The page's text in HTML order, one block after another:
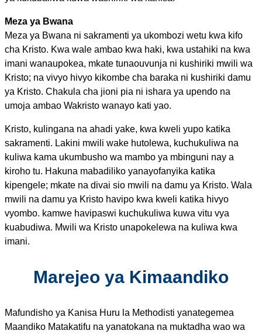
Meza ya Bwana
Meza ya Bwana ni sakramenti ya ukombozi wetu kwa kifo
cha Kristo. Kwa wale ambao kwa haki, kwa ustahiki na kwa
imani wanaupokea, mkate tunaouvunja ni kushiriki mwili wa
Kristo; na vivyo hivyo kikombe cha baraka ni kushiriki damu
ya Kristo. Chakula cha jioni pia ni ishara ya upendo na
umoja ambao Wakristo wanayo kati yao.
Kristo, kulingana na ahadi yake, kwa kweli yupo katika
sakramenti. Lakini mwili wake hutolewa, kuchukuliwa na
kuliwa kama ukumbusho wa mambo ya mbinguni nay a
kiroho tu. Hakuna mabadiliko yanayofanyika katika
kipengele; mkate na divai sio mwili na damu ya Kristo. Wala
mwili na damu ya Kristo havipo kwa kweli katika hivyo
vyombo. kamwe havipaswi kuchukuliwa kuwa vitu vya
kuabudiwa. Mwili wa Kristo unapokelewa na kuliwa kwa
imani.
Marejeo ya Kimaandiko
Mafundisho ya Kanisa Huru la Methodisti yanategemea
Maandiko Matakatifu na yanatokana na muktadha wao wa